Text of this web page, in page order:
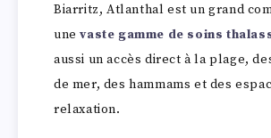
Biarritz, Atlanthal est un grand
unevaste gamme de soins
aussi un accès direct à la plage,
de mer, des hammams et des
relaxation.